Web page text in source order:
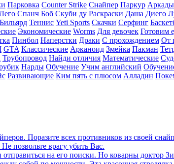
Парковка Counter Strike Снайпер Паркур Аркады
Спанч Боб Скуби ду Раскраски Даша Диего
Бильярд Теннис Yeti Sports Скачки Серфинг
Экономические Worms Для девочек Готовим
Пинбол Наперстки Драки С прохождением От
GTA Классические Арканоид Змейка Пакман
Трубопровод Найди отличия Математические
Нарды Обучение Учим английский
Развивающие Ким пять с плюсом Алладин